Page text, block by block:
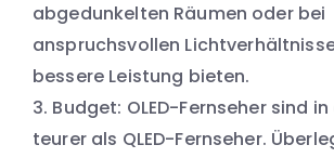
abgedunkelten Räumen oder bei
anspruchsvollen
bessere Leistung bieten.
Budget: OLED-Fernseher sind
teurer als QLED-Fernseher.